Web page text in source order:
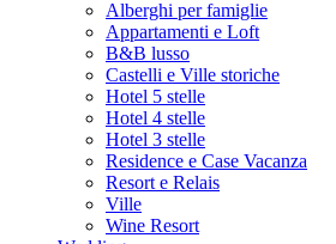
Alberghi per famiglie
Appartamenti e Loft
B&B lusso
Castelli e Ville storiche
Hotel 5 stelle
Hotel 4 stelle
Hotel 3 stelle
Residence e Case Vacanza
Resort e Relais
Ville
Wine Resort